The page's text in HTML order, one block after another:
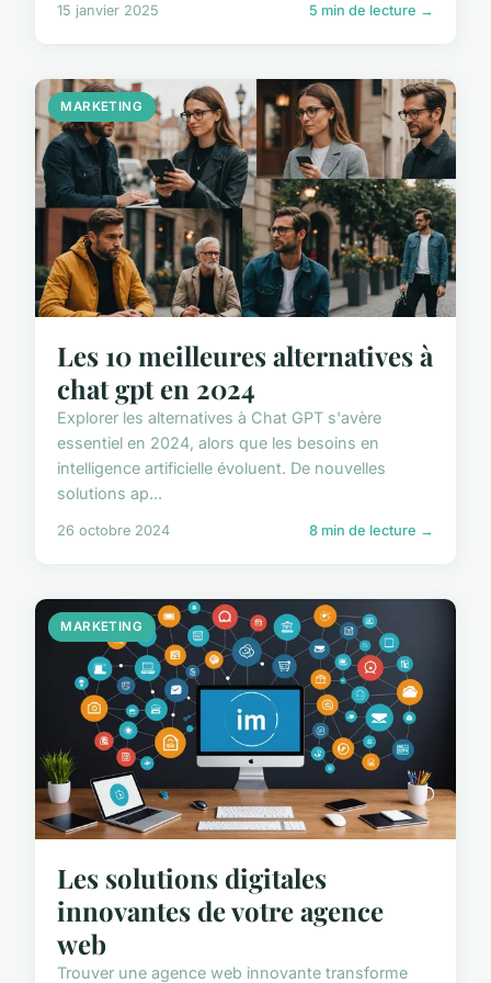
15 janvier 2025 5 min de lecture →
MARKETING
Les 10 meilleures alternatives à
chat gpt en 2024
Explorer les alternatives à Chat GPT s'avère
essentiel en 2024, alors que les besoins en
intelligence artificielle évoluent. De nouvelles
solutions ap...
26 octobre 2024 8 min de lecture →
MARKETING
Les solutions digitales
innovantes de votre agence
web
Trouver une agence web innovante transforme